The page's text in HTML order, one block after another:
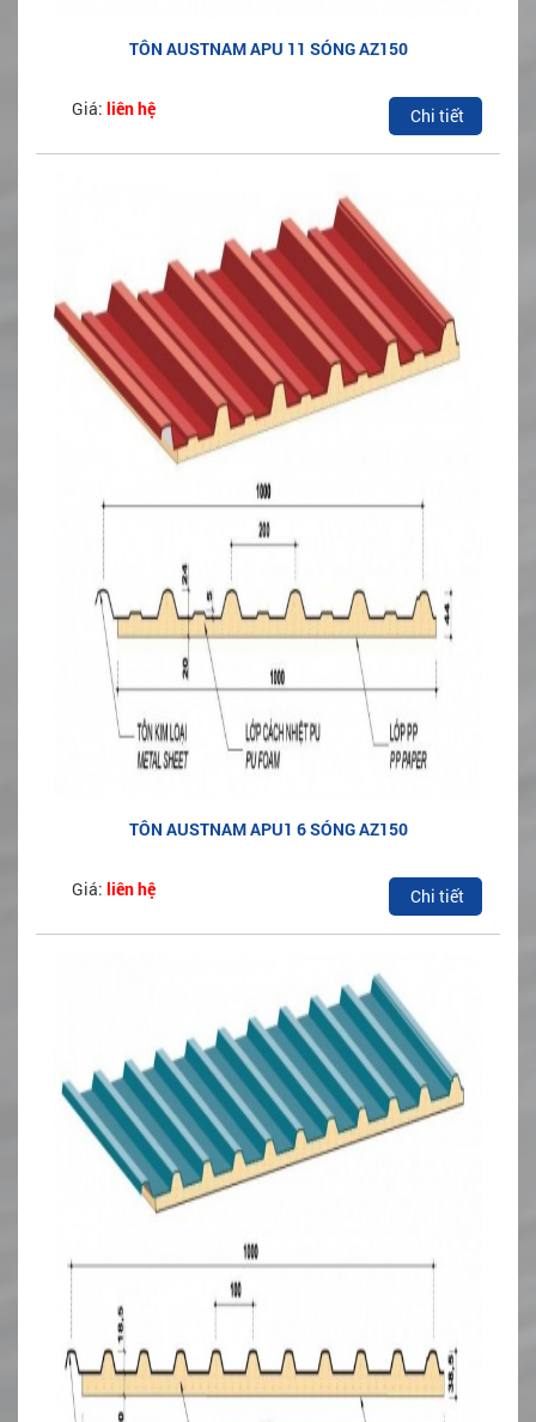
TÔN AUSTNAM APU 11 SÓNG AZ150
Giá: liên hệ Chi tiết
TÔN AUSTNAM APU1 6 SÓNG AZ150
Giá: liên hệ Chi tiết